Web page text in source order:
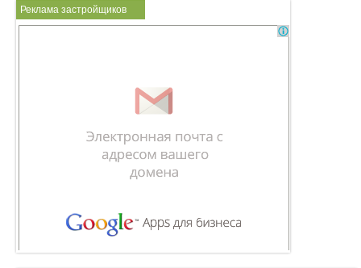
Реклама застройщиков